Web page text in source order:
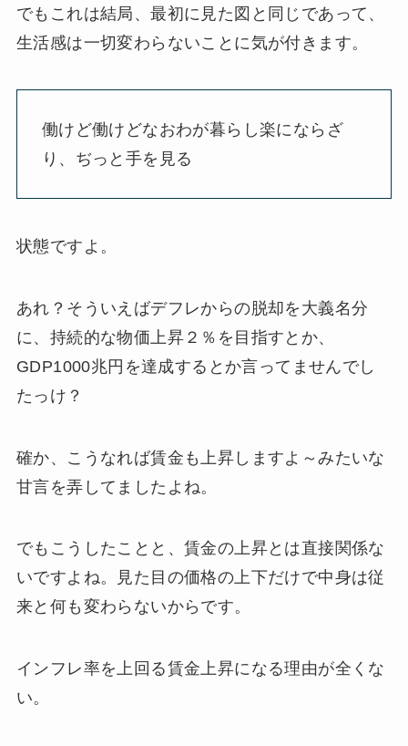
でもこれは結局、最初に見た図と同じであって、
生活感は一切変わらないことに気が付きます。
働けど働けどなおわが暮らし楽にならざ
り、ぢっと手を見る
状態ですよ。
あれ？そういえばデフレからの脱却を大義名分
に、持続的な物価上昇２％を目指すとか、
GDP1000兆円を達成するとか言ってませんでし
たっけ？
確か、こうなれば賃金も上昇しますよ～みたいな
甘言を弄してましたよね。
でもこうしたことと、賃金の上昇とは直接関係な
いですよね。見た目の価格の上下だけで中身は従
来と何も変わらないからです。
インフレ率を上回る賃金上昇になる理由が全くな
い。